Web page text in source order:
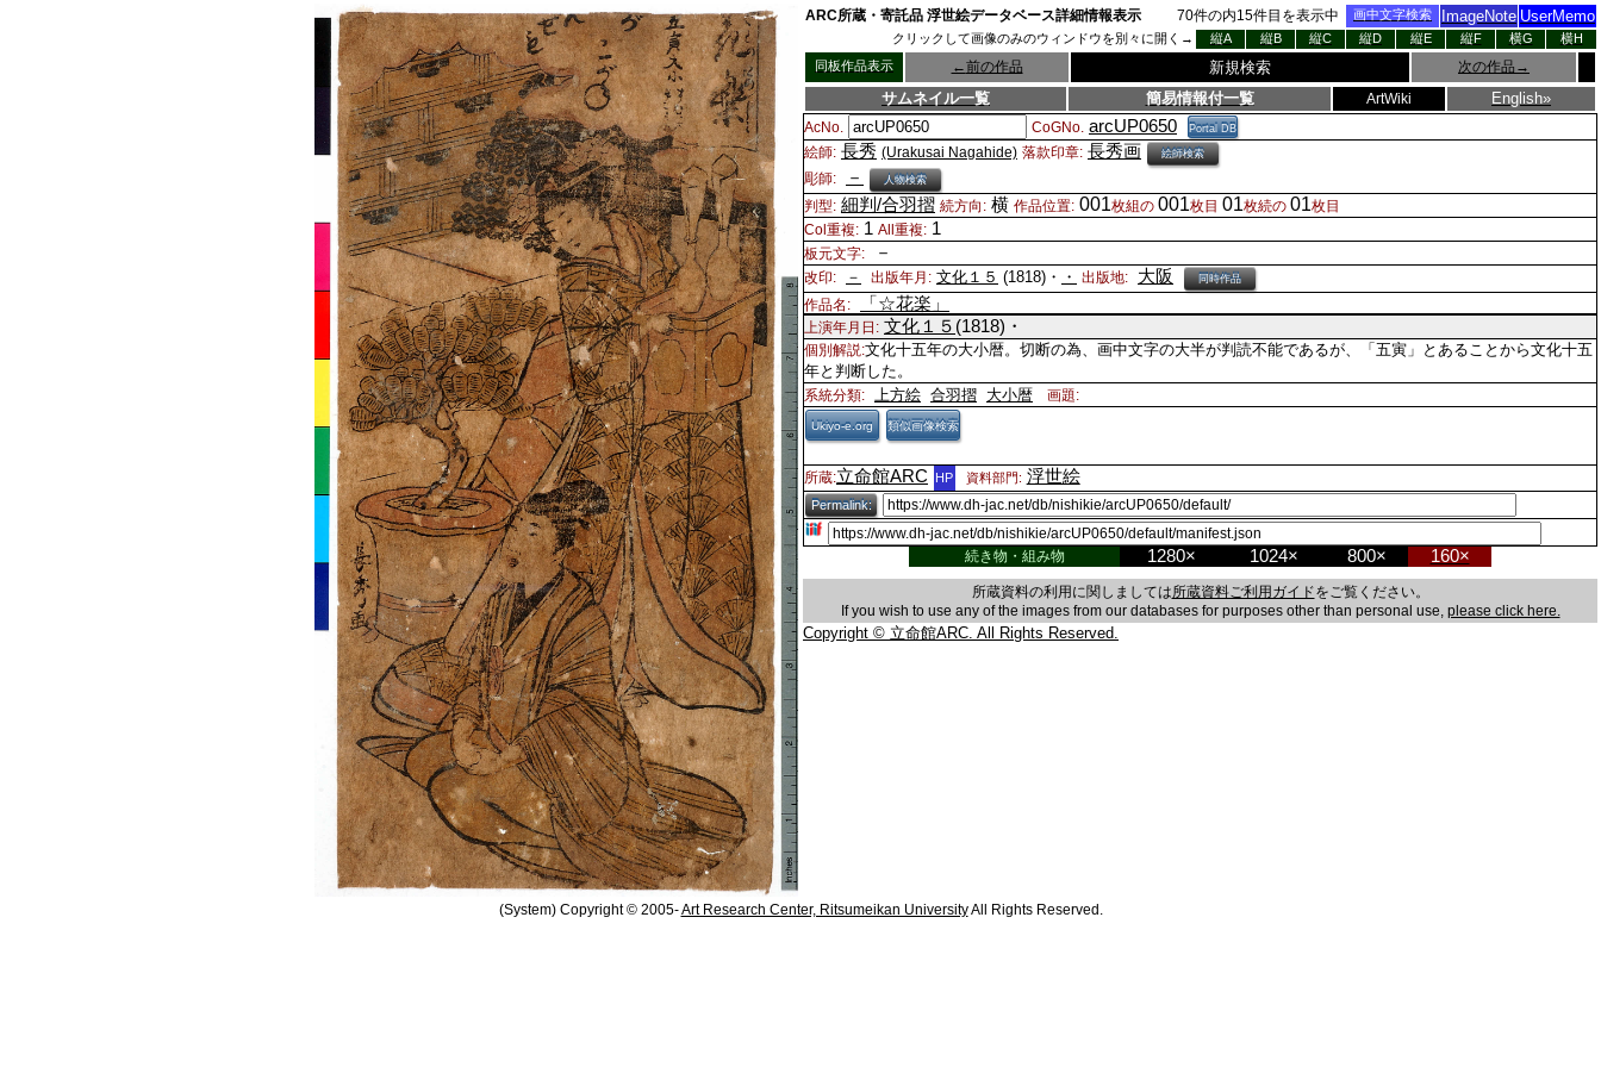
ARC所蔵・寄託品 浮世絵データベース詳細情報表示 70件の内15件目を表示中 画中文字検索 ImageNote UserMemo
クリックして画像のみのウィンドウを別々に開く→ 縦A 縦B 縦C 縦D 縦E 縦F 横G
横H
同板作品表示
←前の作品 新規検索 次の作品 →
サムネイル一覧 簡易情報付一覧 ArtWiki English»
AcNo. CoGNo. arcUP0650 Portal DB
絵師: 長秀 (Urakusai Nagahide) 落款印章: 長秀画 絵師検索
彫師: － 人物検索
判型: 細判/合羽摺 続方向: 横 作品位置: 001枚組の 001枚目 01枚続の 01枚目
Col重複: 1 All重複: 1
板元文字: －
改印: － 出版年月: 文化１５ (1818)・ ・ 出版地: 大阪 同時作品
作品名: 「☆花楽」
上演年月日: 文化１５ (1818)・
個別解説:文化十五年の大小暦。切断の為、画中文字の大半が判読不能であるが、「五寅」とあることから文化十五
年と判断した。
系統分類: 上方絵 合羽摺 大小暦 画題:
Ukiyo-e.org 類似画像検索
所蔵:立命館ARC HP 資料部門: 浮世絵
Permalink:
続き物・組み物 1280× 1024× 800× 160×
所蔵資料の利用に関しましては所蔵資料ご利用ガイドをご覧ください。
If you wish to use any of the images from our databases for purposes other than personal use, please click here.
Copyright © 立命館ARC. All Rights Reserved.
(System) Copyright © 2005-Art Research Center, Ritsumeikan UniversityAll Rights Reserved.